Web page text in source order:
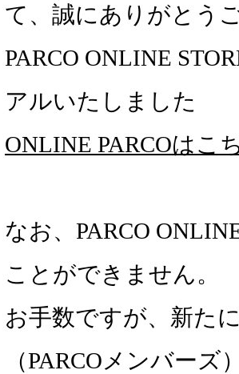
て、誠にありがとう
PARCO ONLINE
アルいたしました
ONLINE PARCOはこ
なお、PARCO
ことができません。
お手数ですが、新た
（PARCOメンバー